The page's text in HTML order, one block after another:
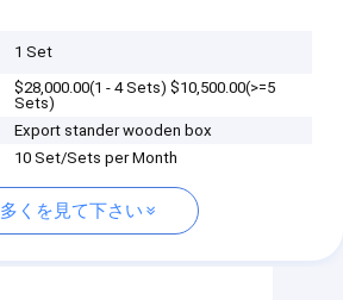
1 Set
$28,000.00(1 - 4 Sets) $10,500.00(>=5
Sets)
Export stander wooden box
10 Set/Sets per Month
多くを見て下さい